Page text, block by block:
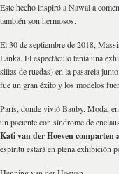
Este hecho inspiró a Nawal a
también son hermosos.
El 30 de septiembre de 2018,
Lanka. El espectáculo tenía una
sillas de ruedas) en la pasarela
fue un gran éxito y los modelos
París, donde vivió Bauby. Moda,
un paciente con síndrome de
Kati van der Hoeven comparten
espíritu estará en plena exhibición